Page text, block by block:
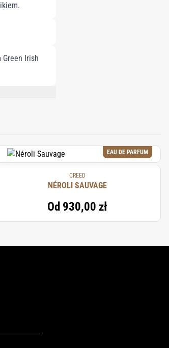
Green Irish
EAU DE PARFUM
CREED
NÉROLI SAUVAGE
Od 930,00 zł